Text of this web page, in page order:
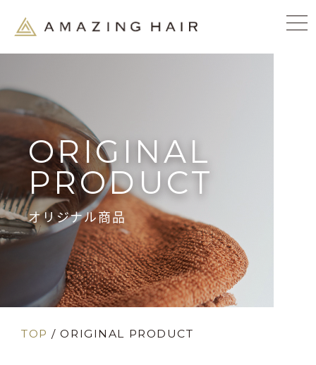
ORIGINAL
PRODUCT
オリジナル商品
TOP /ORIGINAL PRODUCT